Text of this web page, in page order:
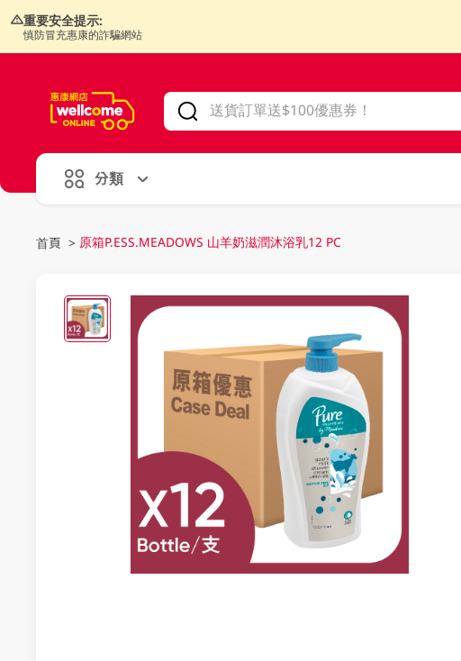
重要安全提示:
慎防冒充惠康的詐騙網站
分類
首頁 > 原箱P.ESS.MEADOWS 山羊奶滋潤沐浴乳12 PC